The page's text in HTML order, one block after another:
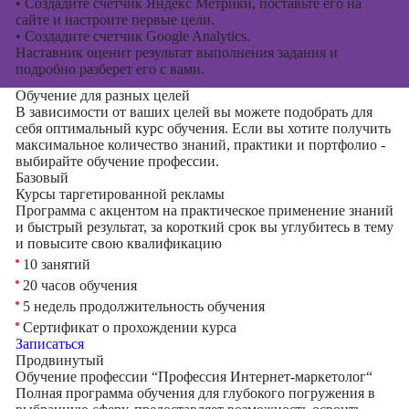
• Создадите счетчик Яндекс Метрики, поставьте его на
сайте и настроите первые цели.
• Создадите счетчик Google Analytics.
Наставник оценит результат выполнения задания и
подробно разберет его с вами.
Обучение для разных целей
В зависимости от ваших целей вы можете подобрать для
себя оптимальный курс обучения. Если вы хотите получить
максимальное количество знаний, практики и портфолио -
выбирайте обучение профессии.
Базовый
Курсы таргетированной рекламы
Программа с акцентом на практическое применение знаний
и быстрый результат, за короткий срок вы углубитесь в тему
и повысите свою квалификацию
10 занятий
20 часов обучения
5 недель продолжительность обучения
Сертификат о прохождении курса
Записаться
Продвинутый
Обучение профессии “Профессия Интернет-маркетолог“
Полная программа обучения для глубокого погружения в